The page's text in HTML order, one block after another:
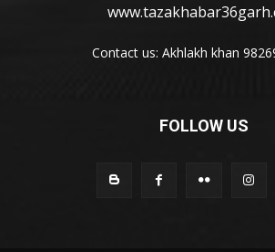
Contact us: Akhlakh khan
FOLLOW US